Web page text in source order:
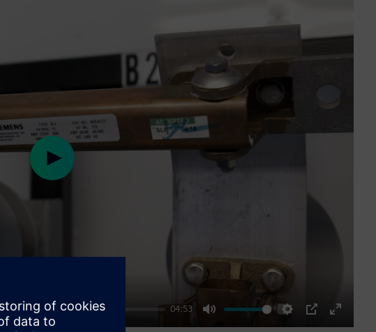
04:53
Mute Settings
PIP
Enter
Play